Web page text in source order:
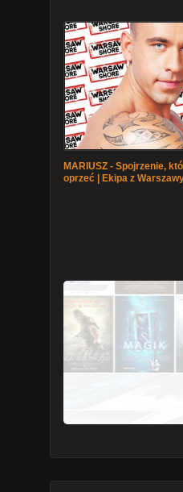
MARIUSZ - Spojrzenie,
oprzeć | Ekipa z